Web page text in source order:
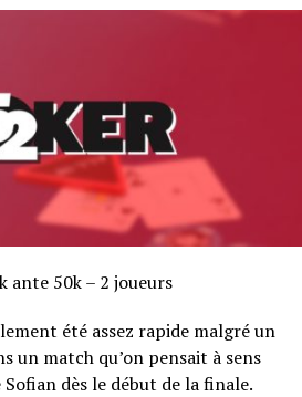
(avec la casquette) et Nicolas (au
shove son tapis restant. Son
dans un tank. Il lui restera
finit par avancer la somme
les [kd] [kc] d’Olivier qui
Un coup plus tard, Raphmil
400-800 (100) avec 58
à 33,1k.
ante 50k – 2 joueurs
été assez rapide malgré un
un match qu’on pensait à sens
dès le début de la finale.